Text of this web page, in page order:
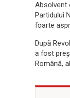
Absolvent
Partidului
foarte
După
a fost
Română,